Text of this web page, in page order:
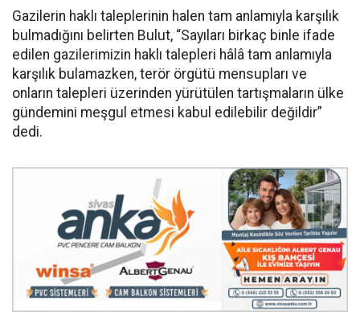
Gazilerin haklı taleplerinin halen tam anlamıyla karşılık
bulmadığını belirten Bulut, “Sayıları birkaç binle ifade
edilen gazilerimizin haklı talepleri hâlâ tam anlamıyla
karşılık bulamazken, terör örgütü mensupları ve
onların talepleri üzerinden yürütülen tartışmaların ülke
gündemini meşgul etmesi kabul edilebilir değildir”
dedi.